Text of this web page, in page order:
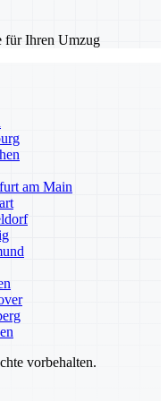
für Ihren Umzug
am Main
vorbehalten.